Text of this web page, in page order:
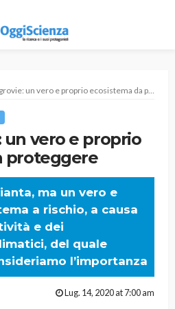
un vero e proprio ecosistema da proteggere
un vero e proprio
proteggere
ma un vero e
a rischio, a causa
e dei
del quale
l’importanza
Lug. 14, 2020 at 7:00 am